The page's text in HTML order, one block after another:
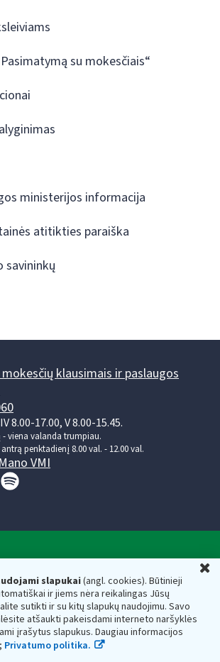
slapukai(angl. cookies). Būtinieji
ir jiems nėra reikalingas Jūsų
sutikti ir su kitų slapukų naudojimu. Savo
atšaukti pakeisdami interneto naršyklės
įrašytus slapukus. Daugiau informacijos
; Privatumo politika.
su mokesčiais“
ministerijos informacija
atitikties paraiška
savininkų
klausimais ir paslaugos
8.00-17.00, V 8.00-15.45.
- viena valanda trumpiau.
penktadienį 8.00 val. - 12.00 val.
Mano VMI
ministerijos
asmens kodas — 188659752,
osios g. 14, 01107 Vilnius, Lietuva, el.paštas:
dėžutės adresas 188659752
mokesčių inspekciją prie Lietuvos
ministerijos kaupiami ir saugomi Juridinių